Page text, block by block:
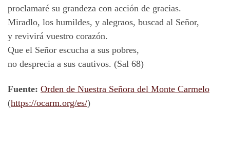
proclamaré su grandeza con acción de gracias.
Miradlo, los humildes, y alegraos, buscad al Señor,
y revivirá vuestro corazón.
Que el Señor escucha a sus pobres,
no desprecia a sus cautivos. (Sal 68)
Fuente: Orden de Nuestra Señora del Monte Carmelo
(https://ocarm.org/es/)